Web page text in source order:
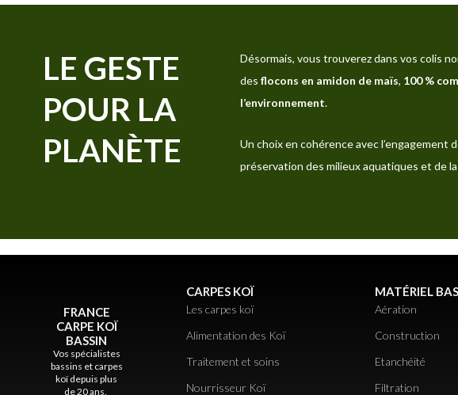
LE GESTE
POUR LA
PLANÈTE
Désormais, vous trouverez dans vos colis
desflocons en amidon de maïs, 100 %
l’environnement.
Un choix en cohérence avec l’engagement
préservation des milieux aquatiques et de
FRANCE
CARPE KOÏ
BASSIN
Vos spécialistes
bassins et carpes
koï depuis plus
de 20 ans.
CARPES KOÏ
Les carpes koï
Alimentation des Koï
Traitement et soins
Nourrisseur Koï
MATÉRIEL
Aération
Construction
Etanchéité
Filtration